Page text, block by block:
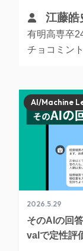
江藤皓
有明高専卒
チョコミン
2026.5.29
そのAIの回
valで定性評
AI/Machine